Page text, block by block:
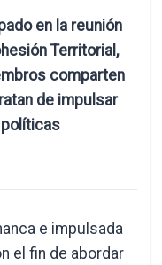
en la reunión
Territorial,
comparten
de impulsar
e impulsada
el fin de abordar